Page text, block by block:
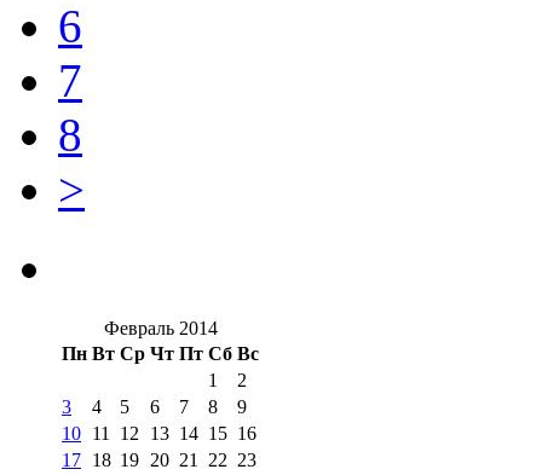
6
7
8
>
Февраль 2014
Пн Вт Ср Чт Пт Сб Вс
1
2
3
4 5 6 7 8
9
10 11 12 13 14 15 16
17 18 19 20 21 22 23